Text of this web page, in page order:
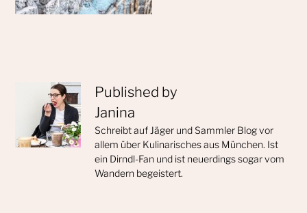
Published by
Janina
Schreibt auf Jäger und Sammler Blog vor
allem über Kulinarisches aus München. Ist
ein Dirndl-Fan und ist neuerdings sogar vom
Wandern begeistert.